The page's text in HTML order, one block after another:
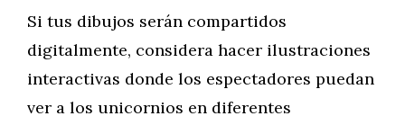
Si tus dibujos serán compartidos
digitalmente, considera hacer ilustraciones
interactivas donde los espectadores puedan
ver a los unicornios en diferentes